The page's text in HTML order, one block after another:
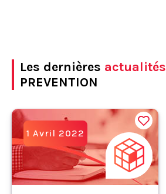
Les dernières actualités
PREVENTION
1 Avril 2022